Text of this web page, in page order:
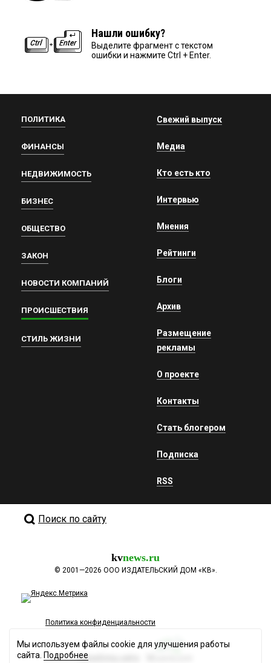
Нашли ошибку?
Выделите фрагмент с текстом
ошибки и нажмите Ctrl + Enter.
ПОЛИТИКА
ФИНАНСЫ
НЕДВИЖИМОСТЬ
БИЗНЕС
ОБЩЕСТВО
ЗАКОН
НОВОСТИ КОМПАНИЙ
ПРОИСШЕСТВИЯ
СТИЛЬ ЖИЗНИ
Свежий выпуск
Медиа
Кто есть кто
Интервью
Мнения
Рейтинги
Блоги
Архив
Размещение
рекламы
О проекте
Контакты
Стать блогером
Подписка
RSS
Поиск по сайту
kvnews.ru
© 2001—2026 ООО ИЗДАТЕЛЬСКИЙ ДОМ «КВ».
Политика конфиденциальности
Разработка сайта
Мы используем файлы cookie для улучшения работы
сайта. Подробнее